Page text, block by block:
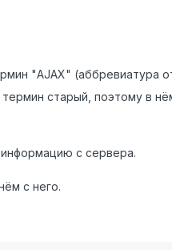
"AJAX" (аббревиатура
старый, поэтому в
с сервера.
с него.